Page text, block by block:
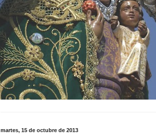
martes, 15 de octubre de 2013